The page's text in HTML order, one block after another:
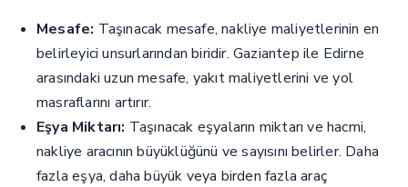
Mesafe: Taşınacak mesafe, nakliye maliyetlerinin en
belirleyici unsurlarından biridir. Gaziantep ile Edirne
arasındaki uzun mesafe, yakıt maliyetlerini ve yol
masraflarını artırır.
Eşya Miktarı: Taşınacak eşyaların miktarı ve hacmi,
nakliye aracının büyüklüğünü ve sayısını belirler. Daha
fazla eşya, daha büyük veya birden fazla araç